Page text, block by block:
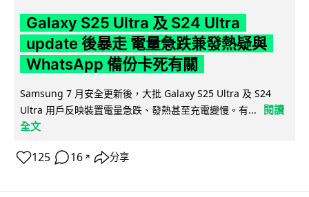
Galaxy S25 Ultra 及 S24 Ultra
update 後暴走 電量急跌兼發熱疑與
WhatsApp 備份卡死有關
Samsung 7 月安全更新後，大批 Galaxy S25 Ultra 及 S24
Ultra 用戶反映裝置電量急跌、發熱甚至充電變慢。有...
閱讀
全文
125 16 ↗ 分享